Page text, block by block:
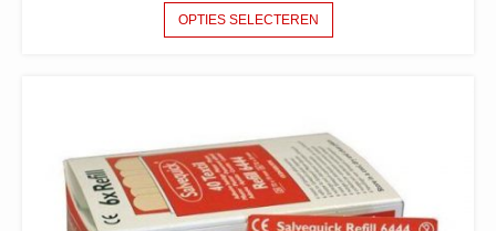
€5,20
TOT
OPTIES SELECTEREN
PRODUCT
OPTIE
KAN
GEKOZEN
WORDEN